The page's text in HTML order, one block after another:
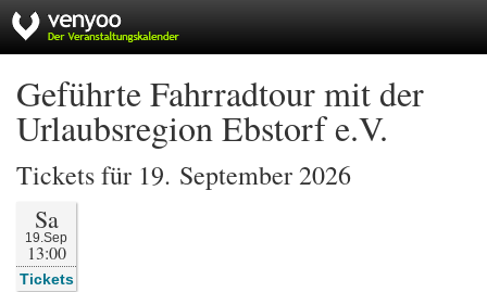
Geführte Fahrradtour mit der
Urlaubsregion Ebstorf e.V.
Tickets für 19. September 2026
Sa
19.Sep
13:00
Tickets